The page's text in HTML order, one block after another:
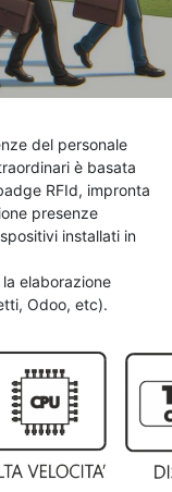
del personale
è basata
RFId, impronta
presenze
installati in
elaborazione
Odoo, etc).